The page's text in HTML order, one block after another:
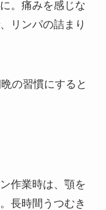
。痛みを感じな
リンパの詰まり
の習慣にすると
作業時は、顎を
長時間うつむき